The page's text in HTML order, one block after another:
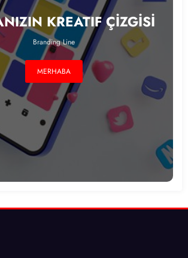
KREATIF ÇİZGİSİ
Branding Line
MERHABA